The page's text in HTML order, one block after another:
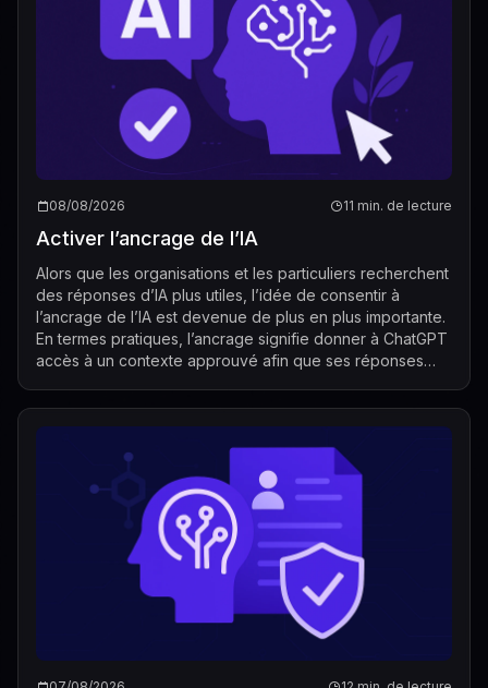
08/08/2026 11 min. de lecture
Activer l’ancrage de l’IA
Alors que les organisations et les particuliers recherchent
des réponses d’IA plus utiles, l’idée de consentir à
l’ancrage de l’IA est devenue de plus en plus importante.
En termes pratiques, l’ancrage signifie donner à ChatGPT
accès à un contexte approuvé afin que ses réponses